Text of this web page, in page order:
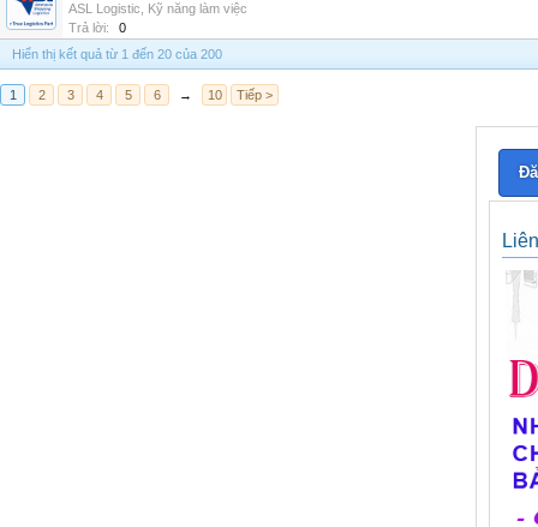
ASL Logistic
Kỹ năng làm việc
Trả lời:
0
Hiển thị kết quả từ 1 đến 20 của 200
1 2 3 4 5 6 → 10 Tiếp >